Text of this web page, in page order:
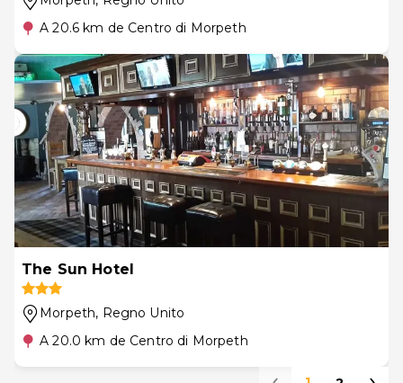
A 20.6 km de Centro di Morpeth
The Sun Hotel
Morpeth, Regno Unito
A 20.0 km de Centro di Morpeth